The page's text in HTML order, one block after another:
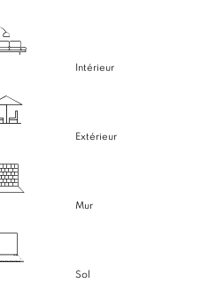
Intérieur
Extérieur
Mur
Sol